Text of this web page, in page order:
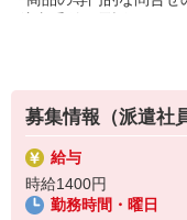
●受付けた注文内容を専
募集情報（派遣社
給与
時給1400円
勤務時間・曜日